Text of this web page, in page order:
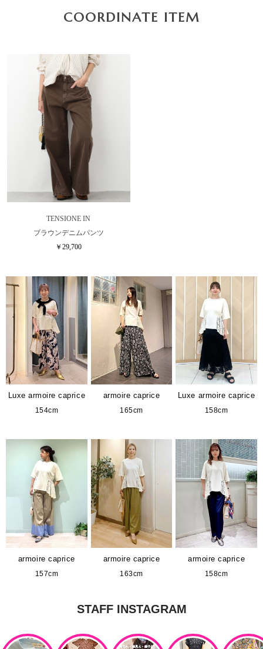
COORDINATE ITEM
TENSIONE IN
ブラウンデニムパンツ
￥29,700
Luxe armoire caprice
154cm
armoire caprice
165cm
Luxe armoire caprice
158cm
armoire caprice
157cm
armoire caprice
163cm
armoire caprice
158cm